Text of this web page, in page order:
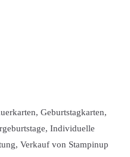
Geburtstagkarten,
Individuelle
Verkauf von Stampinup